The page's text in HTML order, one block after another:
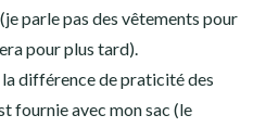
parle pas des vêtements pour
pour plus tard).
la différence de praticité des
fournie avec mon sac (le